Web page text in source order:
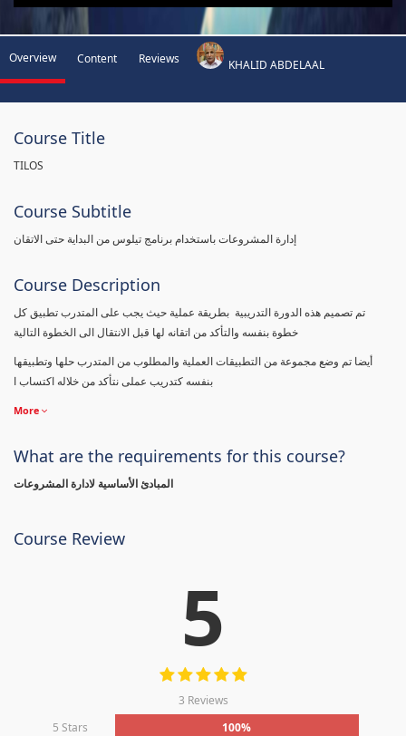
Overview Content Reviews KHALID ABDELAAL
Course Title
TILOS
Course Subtitle
إدارة المشروعات باستخدام برنامج تيلوس من البداية حتى الاتقان
Course Description
تم تصميم هذه الدورة التدريبية بطريقة عملية حيث يجب على المتدرب تطبيق كل
خطوة بنفسه والتأكد من اتقانه لها قبل الانتقال الى الخطوة التالية
أيضا تم وضع مجموعة من التطبيقات العملية والمطلوب من المتدرب حلها وتطبيقها
بنفسه كتدريب عملى نتأكد من خلاله اكتساب ا
More
What are the requirements for this course?
المبادئ الأساسية لادارة المشروعات
Course Review
5
3 Reviews
5 Stars
100%